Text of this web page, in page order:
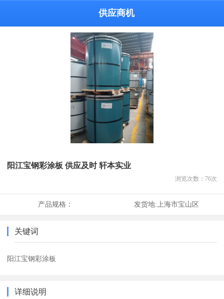
供应商机
阳江宝钢彩涂板 供应及时 轩本实业
浏览次数： 76次
产品规格： 发货地:上海市宝山区
关键词
阳江宝钢彩涂板
详细说明